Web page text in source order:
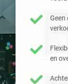
Geen
en